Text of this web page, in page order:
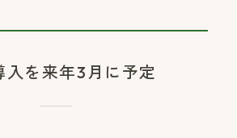
入を来年3月に予定